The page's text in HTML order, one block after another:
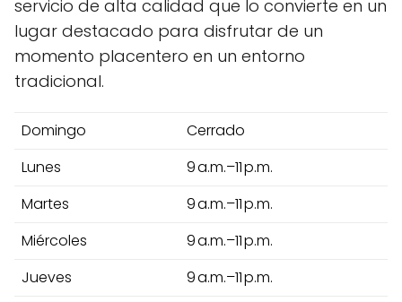
servicio de alta calidad que lo convierte en un
lugar destacado para disfrutar de un
momento placentero en un entorno
tradicional.
Domingo
Cerrado
Lunes
9 a.m.–11 p.m.
Martes
9 a.m.–11 p.m.
Miércoles
9 a.m.–11 p.m.
Jueves
9 a.m.–11 p.m.